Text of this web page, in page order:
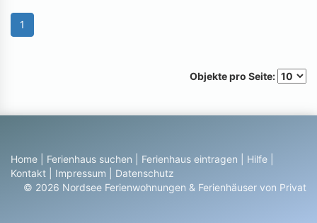
1
Objekte pro Seite:
Home Ferienhaus suchen Ferienhaus eintragen Hilfe
Kontakt
Impressum
Datenschutz
© 2026 Nordsee Ferienwohnungen & Ferienhäuser von Privat